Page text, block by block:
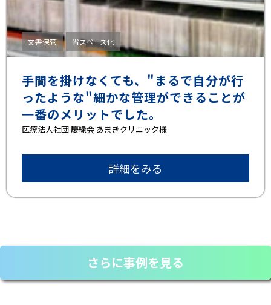
文書保管 省スペース化
手間を掛けなくても、"まるで自分が行
ったような"細かな管理ができることが
一番のメリットでした。
医療法人社団 慶緑会 あまきクリニック様
詳細をみる
さらに事例を見る